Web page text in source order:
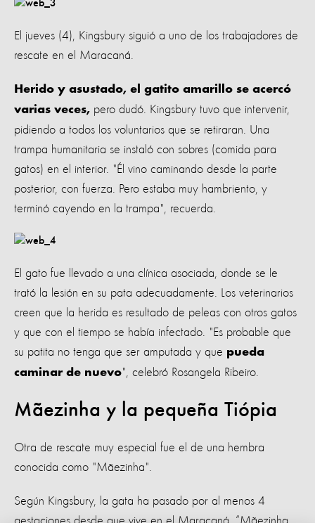
El jueves (4), Kingsbury siguió a uno de los trabajadores de
rescate en el Maracaná.
Herido y asustado, el gatito amarillo se acercó
varias veces, pero dudó. Kingsbury tuvo que intervenir,
pidiendo a todos los voluntarios que se retiraran. Una
trampa humanitaria se instaló con sobres (comida para
gatos) en el interior. "Él vino caminando desde la parte
posterior, con fuerza. Pero estaba muy hambriento, y
terminó cayendo en la trampa", recuerda.
El gato fue llevado a una clínica asociada, donde se le
trató la lesión en su pata adecuadamente. Los veterinarios
creen que la herida es resultado de peleas con otros gatos
y que con el tiempo se había infectado. "Es probable que
su patita no tenga que ser amputada y que pueda
caminar de nuevo", celebró Rosangela Ribeiro.
Mãezinha y la pequeña Tiópia
Otra de rescate muy especial fue el de una hembra
conocida como "Mãezinha".
Según Kingsbury, la gata ha pasado por al menos 4